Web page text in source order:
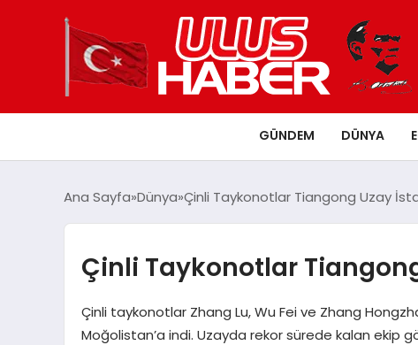
GÜNDEM DÜNYA
Ana Sayfa Dünya Çinli Taykonotlar Tiangong Uzay
Çinli Taykonotlar
Çinli taykonotlar Zhang Lu, Wu Fei ve Zhang
Moğolistan’a indi. Uzayda rekor sürede kalan ekip